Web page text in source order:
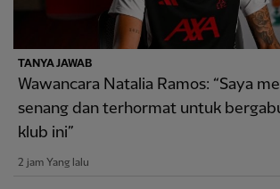
TANYA JAWAB
Wawancara Natalia Ramos: “Saya
senang dan terhormat untuk
klub ini”
2 jam Yang lalu